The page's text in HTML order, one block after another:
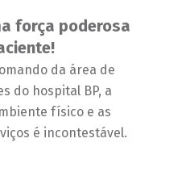
força poderosa
da área de
do hospital BP, a
físico e as
é incontestável.